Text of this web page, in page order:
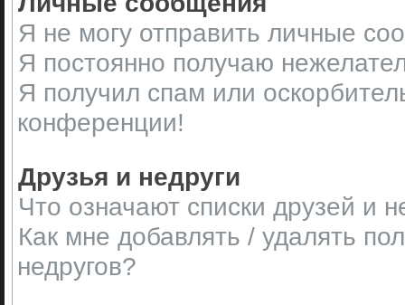
Я не могу отправить личные
Я постоянно получаю
Я получил спам или
конференции!
Друзья и недруги
Что означают списки друзей и
Как мне добавлять / удалять
недругов?